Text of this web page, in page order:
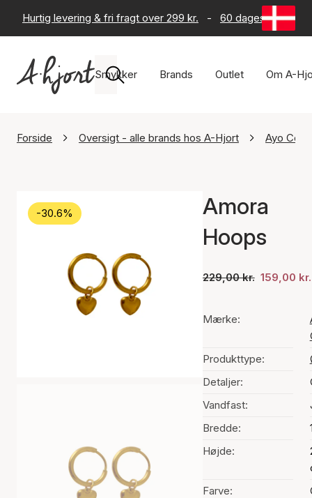
Hurtig levering & fri fragt over 299 kr. - 60 dages returret
Smykker Brands Outlet Om A-
Forside Oversigt - alle brands hos A-Hjort Ayo
-30.6%
Amora
Hoops
229,00 kr. 159,00 kr.
Mærke:
Produkttype:
Detaljer:
Vandfast:
Bredde:
Højde:
Farve: